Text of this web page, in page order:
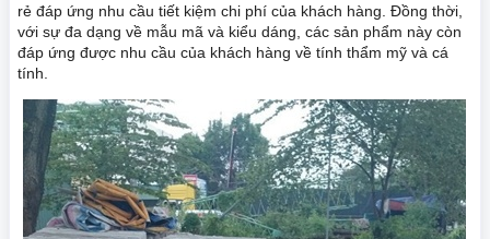
rẻ đáp ứng nhu cầu tiết kiệm chi phí của khách hàng. Đồng thời,
với sự đa dạng về mẫu mã và kiểu dáng, các sản phẩm này còn
đáp ứng được nhu cầu của khách hàng về tính thẩm mỹ và cá
tính.